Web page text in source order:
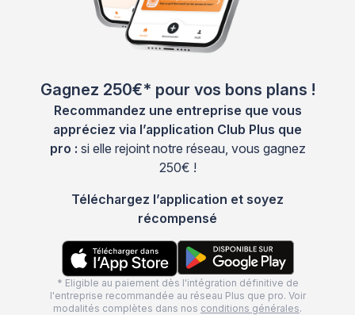
Gagnez 250€* pour vos bons plans !
Recommandez une entreprise que vous
appréciez via l’application Club Plus que
pro : si elle rejoint notre réseau, vous gagnez
250€ !
Téléchargez l’application et soyez
récompensé
* Eligible au paiement dès l'intégration définitive de
l'entreprise recommandée au réseau Plus que pro. Voir
modalités complètes dans nos conditions générales.